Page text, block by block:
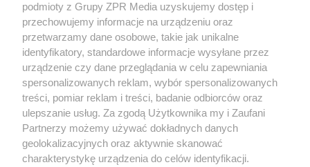
podmioty z Grupy ZPR Media uzyskujemy dostęp i
przechowujemy informacje na urządzeniu oraz
przetwarzamy dane osobowe, takie jak unikalne
identyfikatory, standardowe informacje wysyłane przez
urządzenie czy dane przeglądania w celu zapewniania
spersonalizowanych reklam, wybór spersonalizowanych
treści, pomiar reklam i treści, badanie odbiorców oraz
ulepszanie usług. Za zgodą Użytkownika my i Zaufani
Partnerzy możemy używać dokładnych danych
geolokalizacyjnych oraz aktywnie skanować
charakterystykę urządzenia do celów identyfikacji.